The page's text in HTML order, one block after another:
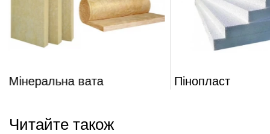
Мінеральна вата Пінопласт
Читайте також